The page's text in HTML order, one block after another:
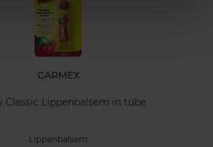
CARMEX
Classic Lippenbalsem in tube
Lippenbalsem